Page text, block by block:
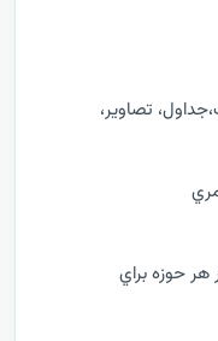
تصاوير،
حوزه براي